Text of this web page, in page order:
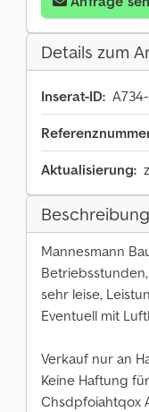
Details zum
Inserat-ID:
Aktualisierung:
Beschreibung
Mannesmann
sehr leise,
Eventuell mit
Verkauf nur an
Keine Haftung
Chsdpfoiahtqox